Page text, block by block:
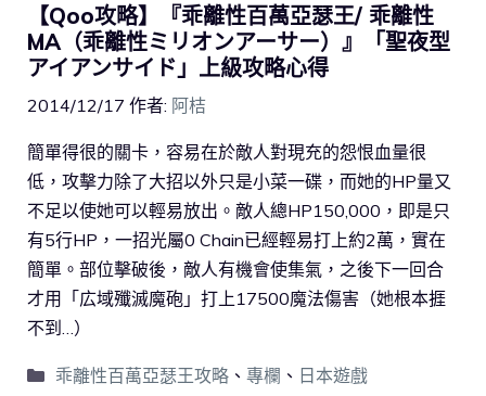
【Qoo攻略】『乖離性百萬亞瑟王/ 乖離性
MA（乖離性ミリオンアーサー）』「聖夜型
アイアンサイド」上級攻略心得
2014/12/17 作者: 阿桔
簡單得很的關卡，容易在於敵人對現充的怨恨血量很
低，攻擊力除了大招以外只是小菜一碟，而她的HP量又
不足以使她可以輕易放出。敵人總HP150,000，即是只
有5行HP，一招光屬0 Chain已經輕易打上約2萬，實在
簡單。部位擊破後，敵人有機會使集氣，之後下一回合
才用「広域殲滅魔砲」打上17500魔法傷害（她根本捱
不到…）
乖離性百萬亞瑟王攻略、 專欄 、 日本遊戲